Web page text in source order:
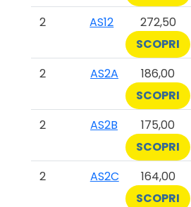
2
AS12 272,50
SCOPRI
2
AS2A 186,00
SCOPRI
2
AS2B 175,00
SCOPRI
2
AS2C 164,00
SCOPRI